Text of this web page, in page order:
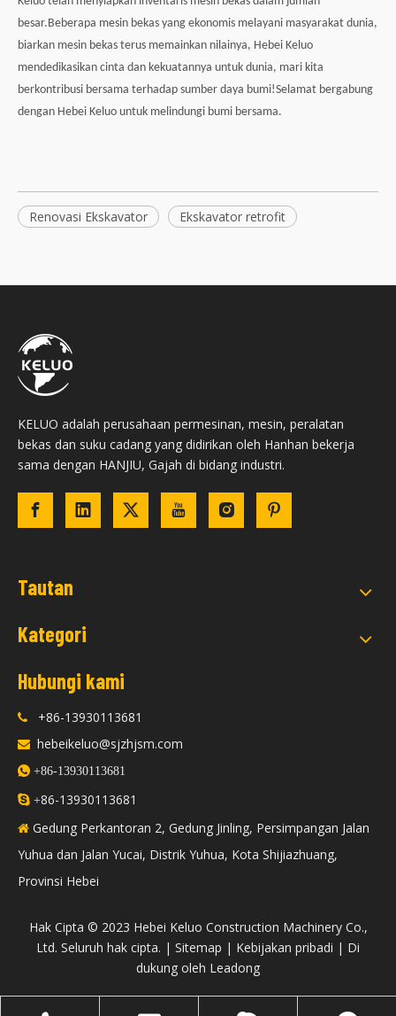
besar.Beberapa mesin bekas yang ekonomis melayani masyarakat dunia,
biarkan mesin bekas terus memainkan nilainya, Hebei Keluo
mendedikasikan cinta dan kekuatannya untuk dunia, mari kita
berkontribusi bersama terhadap sumber daya bumi!Selamat bergabung
dengan Hebei Keluo untuk melindungi bumi bersama.
Renovasi Ekskavator Ekskavator retrofit
KELUO adalah perusahaan permesinan, mesin, peralatan
bekas dan suku cadang yang didirikan oleh Hanhan bekerja
sama dengan HANJIU, Gajah di bidang industri.
Tautan
Kategori
Hubungi kami
 +86-13930113681
 hebeikeluo@sjzhjsm.com
 +86-13930113681
 +86-13930113681
 Gedung Perkantoran 2, Gedung Jinling, Persimpangan Jalan
Yuhua dan Jalan Yucai, Distrik Yuhua, Kota Shijiazhuang,
Provinsi Hebei
​Hak Cipta © 2023 Hebei Keluo Construction Machinery Co.,
Ltd. Seluruh hak cipta. | Sitemap | Kebijakan pribadi | Di
dukung oleh Leadong